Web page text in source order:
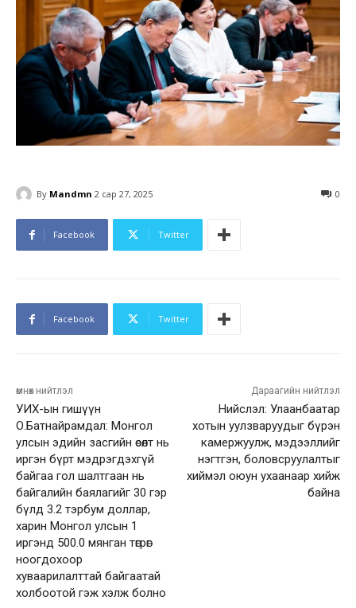
By Mandmn 2 сар 27, 2025 0
Facebook Twitter
Facebook Twitter
өмнөх нийтлэл
УИХ-ын гишүүн
О.Батнайрамдал: Монгол
улсын эдийн засгийн өсөлт нь
иргэн бүрт мэдрэгдэхгүй
байгаа гол шалтгаан нь
байгалийн баялагийг 30 гэр
бүлд 3.2 тэрбум доллар,
харин Монгол улсын 1
иргэнд 500.0 мянган төгрөг
ноогдохоор
хуваарилалттай байгаатай
холбоотой гэж хэлж болно
Дараагийн нийтлэл
Нийслэл: Улаанбаатар
хотын уулзваруудыг бүрэн
камержуулж, мэдээллийг
нэгтгэн, боловсруулалтыг
хиймэл оюун ухаанаар хийж
байна